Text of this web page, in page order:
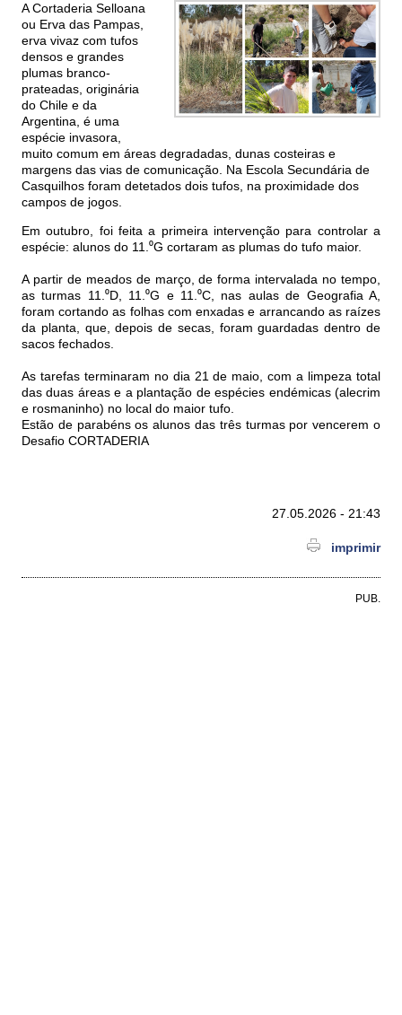
A Cortaderia Selloana
ou Erva das Pampas,
erva vivaz com tufos
densos e grandes
plumas branco-
prateadas, originária
do Chile e da
Argentina, é uma
espécie invasora,
muito comum em áreas degradadas, dunas costeiras e
margens das vias de comunicação. Na Escola Secundária de
Casquilhos foram detetados dois tufos, na proximidade dos
campos de jogos.
Em outubro, foi feita a primeira intervenção para controlar a
espécie: alunos do 11.⁰G cortaram as plumas do tufo maior.
A partir de meados de março, de forma intervalada no tempo,
as turmas 11.⁰D, 11.⁰G e 11.⁰C, nas aulas de Geografia A,
foram cortando as folhas com enxadas e arrancando as raízes
da planta, que, depois de secas, foram guardadas dentro de
sacos fechados.
As tarefas terminaram no dia 21 de maio, com a limpeza total
das duas áreas e a plantação de espécies endémicas (alecrim
e rosmaninho) no local do maior tufo.
Estão de parabéns os alunos das três turmas por vencerem o
Desafio CORTADERIA
27.05.2026 - 21:43
imprimir
PUB.